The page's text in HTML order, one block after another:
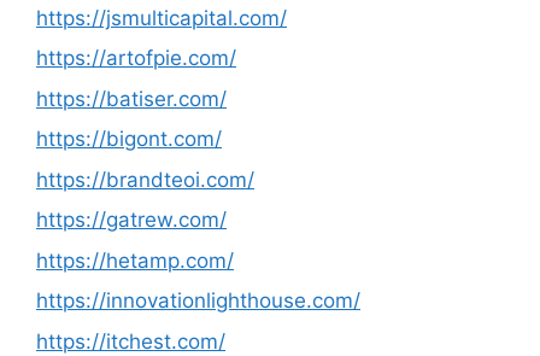
https://jsmulticapital.com/
https://artofpie.com/
https://batiser.com/
https://bigont.com/
https://brandteoi.com/
https://gatrew.com/
https://hetamp.com/
https://innovationlighthouse.com/
https://itchest.com/